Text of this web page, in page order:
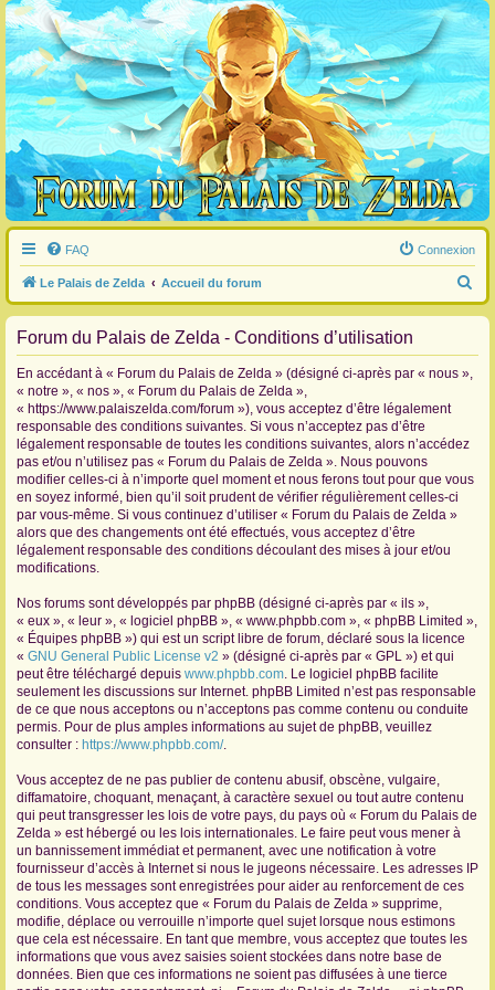
FAQ Connexion
Le Palais de Zelda Accueil du forum
e
Forum du Palais de Zelda - Conditions d’utilisation
En accédant à « Forum du Palais de Zelda » (désigné ci-après par « nous »,
« notre », « nos », « Forum du Palais de Zelda »,
« https://www.palaiszelda.com/forum »), vous acceptez d’être légalement
responsable des conditions suivantes. Si vous n’acceptez pas d’être
légalement responsable de toutes les conditions suivantes, alors n’accédez
pas et/ou n’utilisez pas « Forum du Palais de Zelda ». Nous pouvons
modifier celles-ci à n’importe quel moment et nous ferons tout pour que vous
en soyez informé, bien qu’il soit prudent de vérifier régulièrement celles-ci
par vous-même. Si vous continuez d’utiliser « Forum du Palais de Zelda »
alors que des changements ont été effectués, vous acceptez d’être
légalement responsable des conditions découlant des mises à jour et/ou
modifications.
Nos forums sont développés par phpBB (désigné ci-après par « ils »,
« eux », « leur », « logiciel phpBB », « www.phpbb.com », « phpBB Limited »,
« Équipes phpBB ») qui est un script libre de forum, déclaré sous la licence
« GNU General Public License v2 » (désigné ci-après par « GPL ») et qui
peut être téléchargé depuis www.phpbb.com. Le logiciel phpBB facilite
seulement les discussions sur Internet. phpBB Limited n’est pas responsable
de ce que nous acceptons ou n’acceptons pas comme contenu ou conduite
permis. Pour de plus amples informations au sujet de phpBB, veuillez
consulter : https://www.phpbb.com/.
Vous acceptez de ne pas publier de contenu abusif, obscène, vulgaire,
diffamatoire, choquant, menaçant, à caractère sexuel ou tout autre contenu
qui peut transgresser les lois de votre pays, du pays où « Forum du Palais de
Zelda » est hébergé ou les lois internationales. Le faire peut vous mener à
un bannissement immédiat et permanent, avec une notification à votre
fournisseur d’accès à Internet si nous le jugeons nécessaire. Les adresses IP
de tous les messages sont enregistrées pour aider au renforcement de ces
conditions. Vous acceptez que « Forum du Palais de Zelda » supprime,
modifie, déplace ou verrouille n’importe quel sujet lorsque nous estimons
que cela est nécessaire. En tant que membre, vous acceptez que toutes les
informations que vous avez saisies soient stockées dans notre base de
données. Bien que ces informations ne soient pas diffusées à une tierce